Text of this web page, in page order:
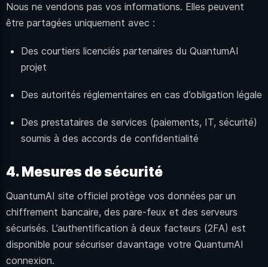
Nous ne vendons pas vos informations. Elles peuvent
être partagées uniquement avec :
Des courtiers licenciés partenaires du QuantumAI
projet
Des autorités réglementaires en cas d’obligation légale
Des prestataires de services (paiements, IT, sécurité)
soumis à des accords de confidentialité
4. Mesures de sécurité
QuantumAI site officiel protège vos données par un
chiffrement bancaire, des pare-feux et des serveurs
sécurisés. L’authentification à deux facteurs (2FA) est
disponible pour sécuriser davantage votre QuantumAI
connexion.